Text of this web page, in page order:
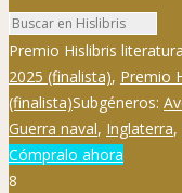
Premio Hislibris
2025 (finalista), Premio
(finalista)Subgéneros:
Guerra naval, Inglaterra,
Cómpralo ahora
8